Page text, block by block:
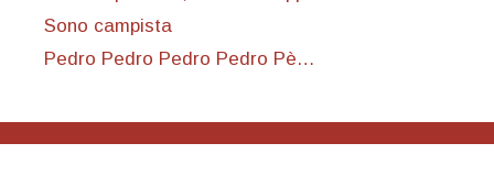
Sono campista
Pedro Pedro Pedro Pedro Pè…